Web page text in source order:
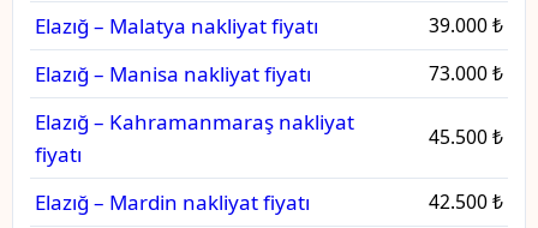
Elazığ – Malatya nakliyat fiyatı 39.000 ₺
Elazığ – Manisa nakliyat fiyatı 73.000 ₺
Elazığ – Kahramanmaraş nakliyat
fiyatı
45.500 ₺
Elazığ – Mardin nakliyat fiyatı 42.500 ₺